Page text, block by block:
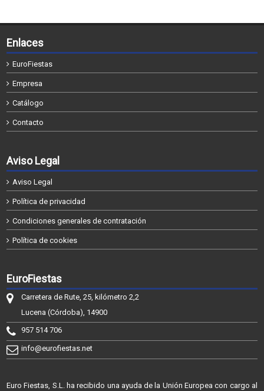
Enlaces
EuroFiestas
Empresa
Catálogo
Contacto
Aviso Legal
Aviso Legal
Política de privacidad
Condiciones generales de contratación
Política de cookies
EuroFiestas
Carretera de Rute, 25, kilómetro 2,2
Lucena (Córdoba), 14900
957 514 706
info@eurofiestas.net
Euro Fiestas, S.L. ha recibido una ayuda de la Unión Europea con cargo al